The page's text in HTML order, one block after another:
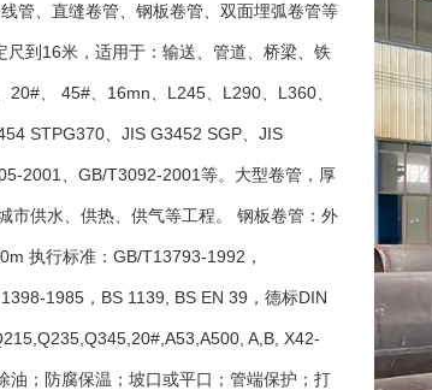
管、直缝卷管、钢板卷管、双面埋弧卷管等
到16米，适用于：输送、管道、桥梁、铁
、 45#、16mn、L245、L290、L360、
STPG370、JIS G3452 SGP、JIS
2001、GB/T3092-2001等。大型卷管，厚
市供水、供热、供气等工程。 钢板卷管：外
执行标准：GB/T13793-1992，
1985，BS 1139, BS EN 39，德标DIN
A,B, X42-
；防腐保温；坡口或平口；管端保护；打